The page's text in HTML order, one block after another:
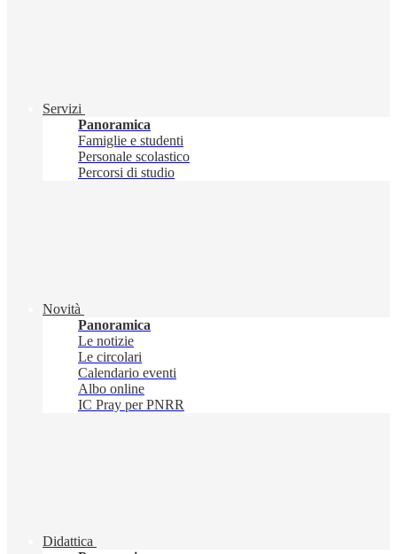
Servizi
Panoramica
Famiglie e studenti
Personale scolastico
Percorsi di studio
Novità
Panoramica
Le notizie
Le circolari
Calendario eventi
Albo online
IC Pray per PNRR
Didattica